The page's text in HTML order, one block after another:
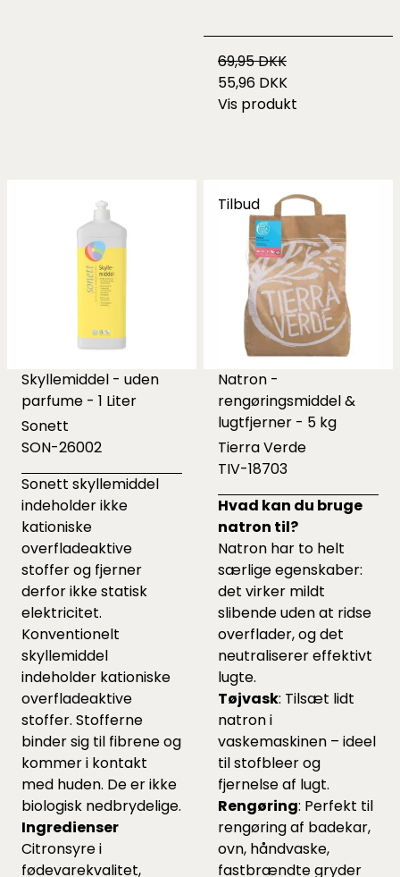
69,95 DKK
55,96 DKK
Vis produkt
Skyllemiddel - uden
parfume - 1 Liter
Sonett
SON-26002
Sonett skyllemiddel
indeholder ikke
kationiske
overfladeaktive
stoffer og fjerner
derfor ikke statisk
elektricitet.
Konventionelt
skyllemiddel
indeholder kationiske
overfladeaktive
stoffer. Stofferne
binder sig til fibrene og
kommer i kontakt
med huden. De er ikke
biologisk nedbrydelige.
Ingredienser
Citronsyre i
fødevarekvalitet,
Tilbud
Natron -
rengøringsmiddel &
lugtfjerner - 5 kg
Tierra Verde
TIV-18703
Hvad kan du bruge
natron til?
Natron har to helt
særlige egenskaber:
det virker mildt
slibende uden at ridse
overflader, og det
neutraliserer effektivt
lugte.
Tøjvask: Tilsæt lidt
natron i
vaskemaskinen – ideel
til stofbleer og
fjernelse af lugt.
Rengøring: Perfekt til
rengøring af badekar,
ovn, håndvaske,
fastbrændte gryder